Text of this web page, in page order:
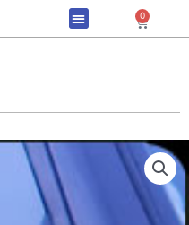
0
Cart